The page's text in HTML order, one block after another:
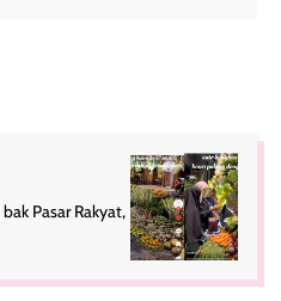
Pasar Rakyat,